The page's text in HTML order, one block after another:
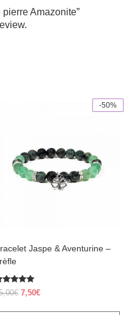
Amazonite”
-50%
Jaspe & Aventurine –
€ Original
7,50€Current